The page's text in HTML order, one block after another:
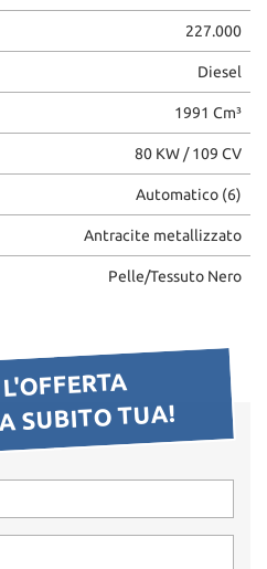
227.000
Diesel
1991 Cm³
80 KW / 109 CV
Automatico (6)
Antracite metallizzato
Pelle/Tessuto Nero
SUBITO TUA!